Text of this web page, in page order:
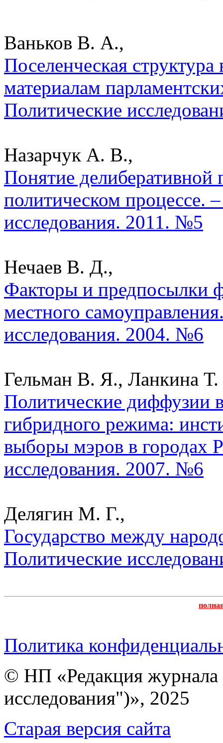
Ваньков В. А.,
Поселенческая
материалам
Политические
Назарчук А. В.,
Понятие
политическом процессе.
исследования. 2011. №5
Нечаев В. Д.,
Факторы и предпосылки
местного
исследования. 2004. №6
Гельман В. Я., Ланкина
Политические диффузии
гибридного режима:
выборы мэров в городах
исследования. 2007. №6
Делягин М. Г.,
Государство между
Политические
Политика
© НП «Редакция
исследования")», 2025
Cтарая версия сайта